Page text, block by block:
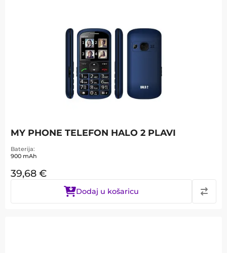
MY PHONE TELEFON HALO 2 PLAVI
Baterija
900 mAh
39,68 €
Dodaj u košaricu